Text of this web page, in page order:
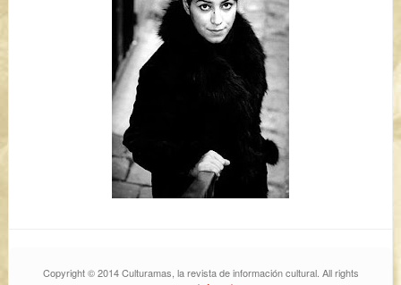
Copyright © 2014 Culturamas, la revista de información cultural. All rights